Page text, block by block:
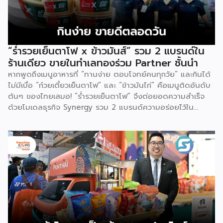
เข้าร่วม มีอยู่ 2 ประเภทด้วยกัน ได้แก่ FC1 เปิดร้านใหม่ (New
Store) สำหรับผู้มีกรรมสิทธิ์ในที่ดินหรืออาคาร เงินลงทุน 4-6
ล้านบาท (รวมค่าก่อสร้าง) การันตีรายได้ 150,000 บาท/เดือน
ในช่วง 2 ปีแรก ออกแบบร้านใหม่ในพื้นที่ของคุณ สร้างรายได้
มั่นคง ขยายธุรกิจ พร้อมโอกาสเติบโตไปด้วยกัน FC2 บริหาร
ร้านเดิม (Existing Store) […]
“ร่ำรวยเย็นตาโฟ x ข้าวมันส์” รวม 2 แบรนด์ใน
ร้านเดียว ขายในทำเลทองร่วม Partner ชั้นนำ
หากพูดถึงเมนูอาหารที่ “ทานง่าย ตอบโจทย์คนทุกวัย” และกินได้
ไม่มีเบื่อ “ก๋วยเตี๋ยวเย็นตาโฟ” และ “ข้าวมันไก่” คือเมนูติดอันดับ
ต้นๆ ของไทยเสมอ! “ร่ำรวยเย็นตาโฟ” จึงต่อยอดความสำเร็จ
ด้วยโมเดลธุรกิจ Synergy รวม 2 แบรนด์ความอร่อยไว้ใน
เที่ยง และเย็น ความน่าลงทุนของ “ร่ำรวยเย็นตาโฟ x ข้าว
มันส์” ความกังวลเรื่องวิกฤตทำเลจะหมดไป เพราะแบรนด์ผนึก
กำลังร่วมกับพาร์ทเนอร์ชั้นนำที่ผู้บริโภครู้จักกันเป็นอย่างดี อาทิ
7-Eleven, CJ MORE, Lotus’s, PTT, Caltex, PT และ
Bangchak โดยร้านมีขนาดที่ลงตัวใช้พื้นที่น้อย เหมาะกับสถานี
บริการน้ำมัน และ Community Mall ส่วนเรื่องการบริหาร
จัดการไม่มีขั้นตอนที่ยุ่งยาก ร้านใช้พนักงานน้อย ควบคุมวัตถุดิบ
รสชาติมาตรฐานจากครัวกลาง มีระบบ POS รายงานยอดขาย
แบบ Real Time และเพิ่มช่องทางขายผ่านแอปฯ 7-Eleven […]